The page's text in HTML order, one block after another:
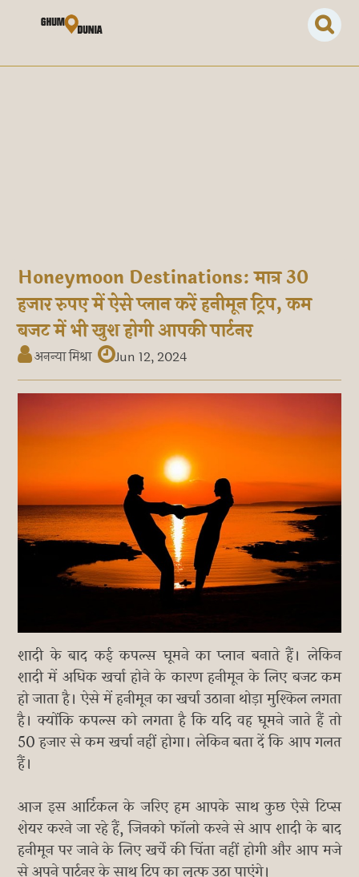
Honeymoon Destinations: मात्र 30
हजार रुपए में ऐसे प्लान करें हनीमून ट्रिप, कम
बजट में भी खुश होगी आपकी पार्टनर
अनन्या मिश्रा Jun 12, 2024
शादी के बाद कई कपल्स घूमने का प्लान बनाते हैं। लेकिन
शादी में अधिक खर्चा होने के कारण हनीमून के लिए बजट कम
हो जाता है। ऐसे में हनीमून का खर्चा उठाना थोड़ा मुश्किल लगता
है। क्योंकि कपल्स को लगता है कि यदि वह घूमने जाते हैं तो
50 हजार से कम खर्चा नहीं होगा। लेकिन बता दें कि आप गलत
हैं।
आज इस आर्टिकल के जरिए हम आपके साथ कुछ ऐसे टिप्स
शेयर करने जा रहे हैं, जिनको फॉलो करने से आप शादी के बाद
हनीमून पर जाने के लिए खर्चे की चिंता नहीं होगी और आप मजे
से अपने पार्टनर के साथ ट्रिप का लुत्फ उठा पाएंगे।